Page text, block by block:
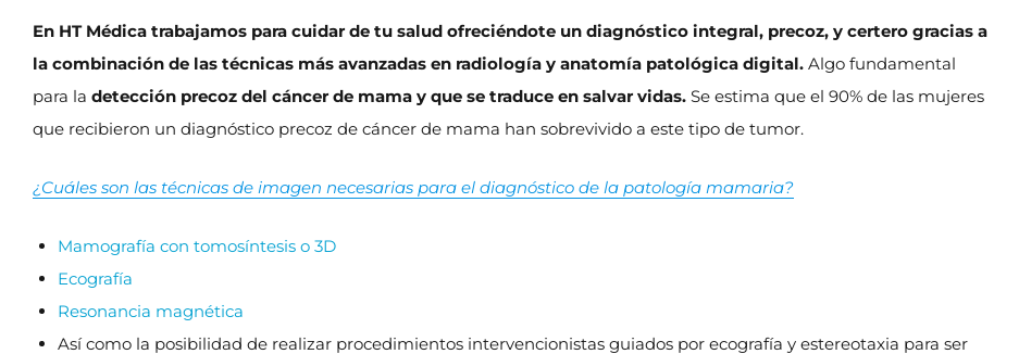
En HT Médica trabajamos para cuidar de tu salud ofreciéndote un diagnóstico integral, precoz, y certero gracias a
la combinación de las técnicas más avanzadas en radiología y anatomía patológica digital. Algo fundamental
para la detección precoz del cáncer de mama y que se traduce en salvar vidas. Se estima que el 90% de las mujeres
que recibieron un diagnóstico precoz de cáncer de mama han sobrevivido a este tipo de tumor.
¿Cuáles son las técnicas de imagen necesarias para el diagnóstico de la patología mamaria?
Mamografía con tomosíntesis o 3D
Ecografía
Resonancia magnética
Así como la posibilidad de realizar procedimientos intervencionistas guiados por ecografía y estereotaxia para ser